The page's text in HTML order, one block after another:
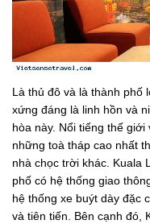
Là thủ đô và là thành phố
xứng đáng là linh hồn và
hòa này. Nổi tiếng thế
những toà tháp cao nhất
nhà chọc trời khác. Kuala
phố có hệ thống giao
hệ thống xe buýt dày đặc
và tiên tiến. Bên cạnh đó,